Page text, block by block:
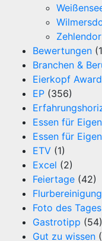
Bewertungen
Branchen &
Eierkopf Award
EP (356)
Essen für
Essen für
ETV (1)
Excel (2)
Feiertage (42)
Flurbereinigung
Foto des Tages
Gastrotipp (54)
Gut zu wissen